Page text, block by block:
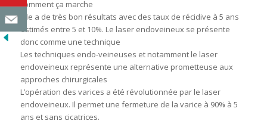
comment ça marche
Elle a de très bon résultats avec des taux de récidive à 5 ans
estimés entre 5 et 10%. Le laser endoveineux se présente
donc comme une technique
Les techniques endo-veineuses et notamment le laser
endoveineux représente une alternative prometteuse aux
approches chirurgicales
L’opération des varices a été révolutionnée par le laser
endoveineux. Il permet une fermeture de la varice à 90% à 5
ans et sans cicatrices.